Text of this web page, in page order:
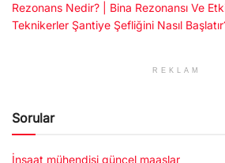
Rezonans Nedir? | Bina Rezonansı Ve
Teknikerler Şantiye Şefliğini Nasıl
REKLAM
Sorular
İnşaat mühendisi güncel maaşlar